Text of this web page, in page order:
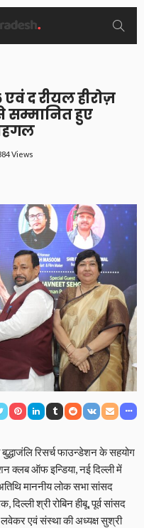
द रीयल हीरोज़
सम्मानित हुए
Views
रिसर्च फाउन्डेशन के सहयोग
क्लब ऑफ इन्डिया, नई दिल्ली में
माननीय लोक सभा सांसद
श्री रोबिन हीबू, पूर्व सांसद
लवेकर एवं संस्था की अध्यक्ष सुश्री